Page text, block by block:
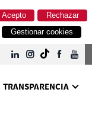
Rechazar
Acepto
Gestionar cookies
TRANSPARENCIA